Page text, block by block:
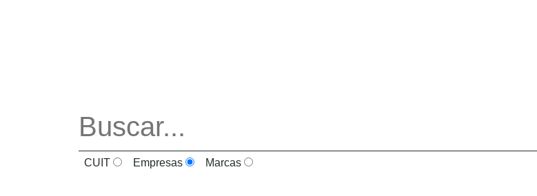
CUIT Empresas Marcas